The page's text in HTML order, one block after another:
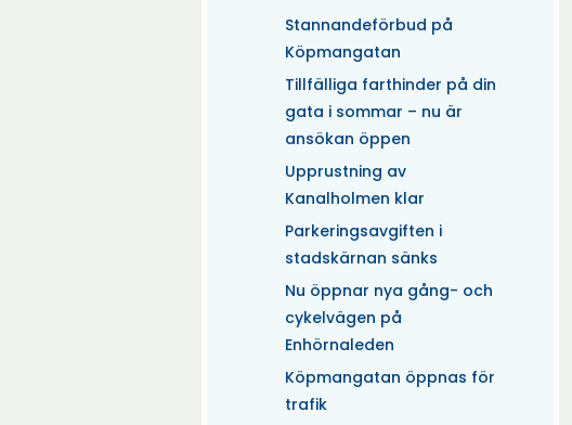
Stannandeförbud på
Köpmangatan
Tillfälliga farthinder på din
gata i sommar – nu är
ansökan öppen
Upprustning av
Kanalholmen klar
Parkeringsavgiften i
stadskärnan sänks
Nu öppnar nya gång- och
cykelvägen på
Enhörnaleden
Köpmangatan öppnas för
trafik